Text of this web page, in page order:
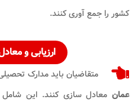
کشور را جمع آوری کنند.
ارزیابی و
متقاضیان باید مدارک
عمان معادل سازی کنند. این